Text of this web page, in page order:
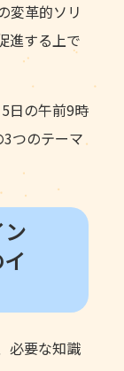
変革的ソリ
進する上で
日の午前9時
つのテーマ
必要な知識